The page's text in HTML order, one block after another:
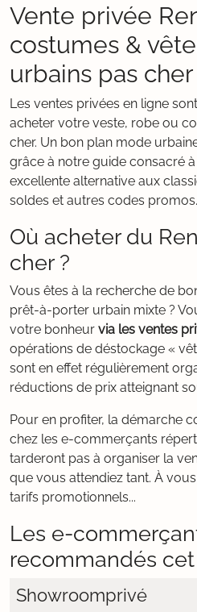
Vente privée
costumes &
urbains pas cher
Les ventes privées en ligne
acheter votre veste, robe ou
cher. Un bon plan mode
grâce à notre guide consacré
excellente alternative aux
soldes et autres codes
Où acheter du
cher ?
Vous êtes à la recherche de
prêt-à-porter urbain mixte ?
votre bonheur via les ventes
opérations de déstockage «
sont en effet régulièrement
réductions de prix atteignant
Pour en profiter, la démarche
chez les e-commerçants
tarderont pas à organiser la
que vous attendiez tant. À
tarifs promotionnels...
Les e-
recommandés
Showroomprivé